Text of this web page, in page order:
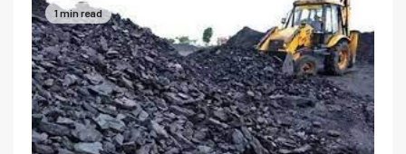
1 min read